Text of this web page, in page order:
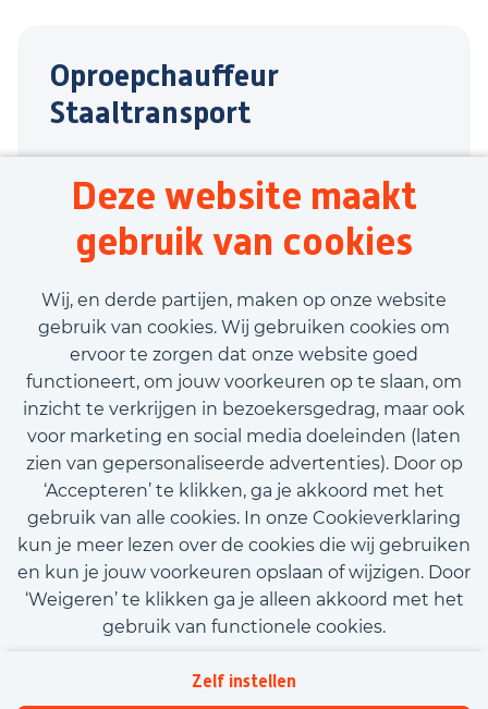
Deze website maakt
gebruik van cookies
Wij, en derde partijen, maken op onze website
gebruik van cookies. Wij gebruiken cookies om
ervoor te zorgen dat onze website goed
functioneert, om jouw voorkeuren op te slaan, om
inzicht te verkrijgen in bezoekersgedrag, maar ook
voor marketing en social media doeleinden (laten
zien van gepersonaliseerde advertenties). Door op
‘Accepteren’ te klikken, ga je akkoord met het
gebruik van alle cookies. In onze Cookieverklaring
kun je meer lezen over de cookies die wij gebruiken
en kun je jouw voorkeuren opslaan of wijzigen. Door
‘Weigeren’ te klikken ga je alleen akkoord met het
gebruik van functionele cookies.
Zelf instellen
Oproepchauffeur
Staaltransport
Transport
8 uur
€500,00 - €1.500,00
Bekijk vacature
Call-to-action bij meer vacatures
Kom met ons in contact